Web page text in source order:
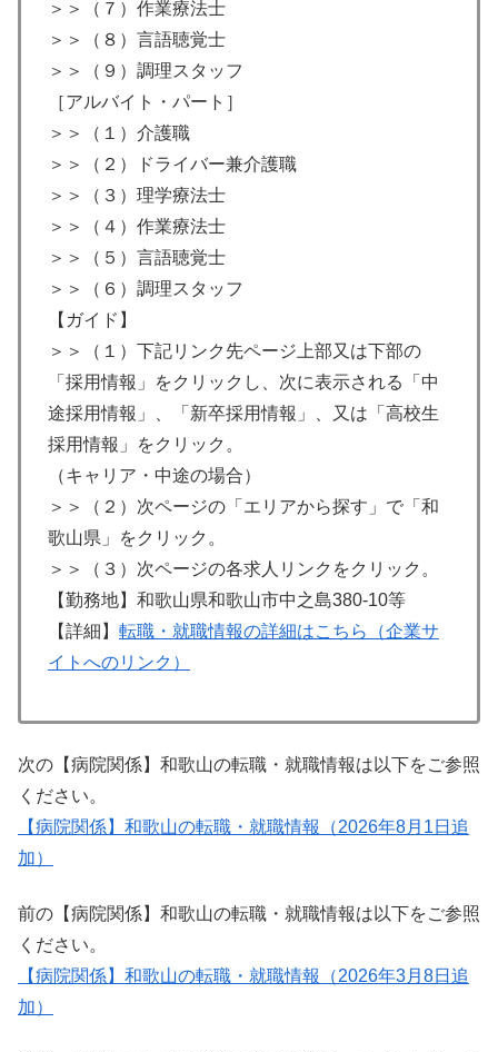
＞＞（７）作業療法士
＞＞（８）言語聴覚士
＞＞（９）調理スタッフ
［アルバイト・パート］
＞＞（１）介護職
＞＞（２）ドライバー兼介護職
＞＞（３）理学療法士
＞＞（４）作業療法士
＞＞（５）言語聴覚士
＞＞（６）調理スタッフ
【ガイド】
＞＞（１）下記リンク先ページ上部又は下部の
「採用情報」をクリックし、次に表示される「中
途採用情報」、「新卒採用情報」、又は「高校生
採用情報」をクリック。
（キャリア・中途の場合）
＞＞（２）次ページの「エリアから探す」で「和
歌山県」をクリック。
＞＞（３）次ページの各求人リンクをクリック。
【勤務地】和歌山県和歌山市中之島380-10等
【詳細】 転職・就職情報の詳細はこちら（企業サ
イトへのリンク）
次の【病院関係】和歌山の転職・就職情報は以下をご参照
ください。
【病院関係】和歌山の転職・就職情報（2026年8月1日追
加）
前の【病院関係】和歌山の転職・就職情報は以下をご参照
ください。
【病院関係】和歌山の転職・就職情報（2026年3月8日追
加）